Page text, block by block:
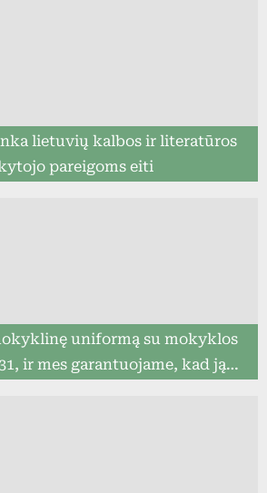
lietuvių kalbos ir literatūros
pareigoms eiti
uniformą su mokyklos
ir mes garantuojame, kad ją